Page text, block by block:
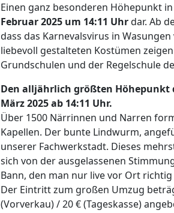
Einen ganz besonderen Höhepunkt
Februar 2025 um 14:11 Uhrdar. Ab
dass das Karnevalsvirus in
liebevoll gestalteten Kostümen
Grundschulen und der Regelschule
Den alljährlich größten Höhepunkt
März 2025 ab 14:11 Uhr.
Über 1500 Närrinnen und Narren
Kapellen. Der bunte Lindwurm,
unserer Fachwerkstadt. Dieses
sich von der ausgelassenen
Bann, den man nur live vor Ort
Der Eintritt zum großen Umzug
(Vorverkau) / 20 € (Tageskasse)